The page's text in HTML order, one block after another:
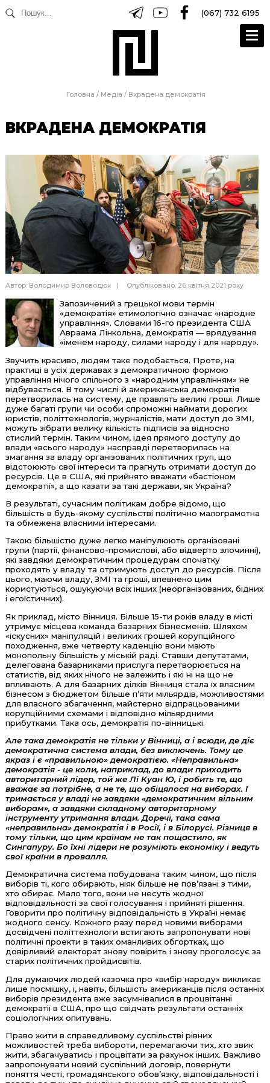
(067) 732 6195
Головна / Медіа / Вкрадена демократія
ВКРАДЕНА ДЕМОКРАТІЯ
Автор: Володимир Воловодюк Опубліковано: 26 квітня 2021 року
Запозичений з грецької мови термін
«демократія» етимологічно означає «народне
управління». Словами 16-го президента США
Авраама Лінкольна, демократія — врядування
«іменем народу, силами народу і для народу».
Звучить красиво, людям таке подобається. Проте, на
практиці в усіх державах з демократичною формою
управління нічого спільного з «народним управлінням» не
відбувається. В тому числі й американська демократія
перетворилась на систему, де правлять великі гроші. Лише
дуже багаті групи чи особи спроможні наймати дорогих
юристів, політтехнологів, журналістів, мати доступ до ЗМІ,
можуть зібрати велику кількість підписів за відносно
стислий термін. Таким чином, ідея прямого доступу до
влади «всього народу» насправді перетворилась на
змагання за владу організованих політичних груп, що
відстоюють свої інтереси та прагнуть отримати доступ до
ресурсів. Це в США, які прийнято вважати «бастіоном
демократії», а що казати за такі держави, як Україна?
В результаті, сучасним політикам добре відомо, що
більшість в будь-якому суспільстві політично малограмотна
та обмежена власними інтересами.
Такою більшістю дуже легко маніпулюють організовані
групи (партії, фінансово-промислові, або відверто злочинні),
які завдяки демократичним процедурам спочатку
проходять у владу та отримують доступ до ресурсів. Після
цього, маючи владу, ЗМІ та гроші, впевнено цим
користуються, ошукуючи всіх інших (неорганізованих, бідних
і егоїстичних).
Як приклад, місто Вінниця. Більше 15-ти років владу в місті
утримує місцева команда базарних бізнесменів. Шляхом
«іскусних» маніпуляцій і великих грошей корупційного
походження, вже четверту каденцію вони мають
монопольну більшість у міській раді. Ставши депутатами,
делегована базарниками прислуга перетворюється на
статистів, від яких нічого не залежить і які ні на що не
впливають. А для базарних ділків Вінниця стала їх власним
бізнесом з бюджетом більше п’яти мільярдів, можливостями
для власного збагачення, майстерно відпрацьованими
корупційними схемами і відповідно мільярдними
прибутками. Така ось, демократія по-вінницькі.
Але така демократія не тільки у Вінниці, а і всюди, де діє
демократична система влади, без виключень. Тому це
якраз і є «правильною» демократією. «Неправильна»
демократія - це коли, наприклад, до влади приходить
авторитарний лідер, той же Лі Куан Ю, і робить те, що
вважає за потрібне, а не те, що обіцялося на виборах. І
тримається у владі не завдяки «демократичним вільним
виборам», а завдяки складному авторитарному
інструменту утримання влади. Доречі, така сама
«неправильна» демократія і в Росії, і в Білорусі. Різниця в
тому тільки, що цим країнам не так пощастило, як
Сингапуру. Бо їхні лідери не розуміють економіку і ведуть
свої країни в провалля.
Демократична система побудована таким чином, що після
виборів ті, кого обирають, ніяк більше не пов’язані з тими,
хто обирає. Мало того, вони не несуть жодної
відповідальності за свої голосування і прийняті рішення.
Говорити про політичну відповідальність в Україні немає
жодного сенсу. Кожного разу перед новими виборами
досвідчені політтехнологи встигають запропонувати нові
політичні проекти в таких оманливих обгортках, що
довірливий електорат знову повірить і знову проголосує за
старих політичних пройдисвітів.
Для думаючих людей казочка про «вибір народу» викликає
лише посмішку, і, навіть, більшість американців після останніх
виборів президента вже засумнівалися в процвітанні
демократії в США, про що свідчать результати останніх
соціологічних опитувань.
Право жити в справедливому суспільстві рівних
можливостей треба вибороти, перемагаючи тих, хто звик
жити, збагачуватись і процвітати за рахунок інших. Важливо
запропонувати новий суспільний договір, повернути
поняття честі, громадянського обов’язку, відповідальності і